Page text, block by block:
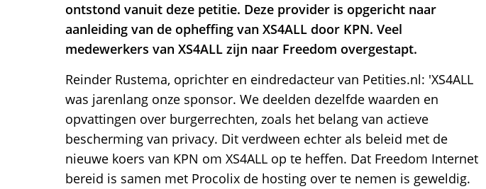
ontstond vanuit deze petitie. Deze provider is opgericht naar
aanleiding van de opheffing van XS4ALL door KPN. Veel
medewerkers van XS4ALL zijn naar Freedom overgestapt.
Reinder Rustema, oprichter en eindredacteur van Petities.nl: 'XS4ALL
was jarenlang onze sponsor. We deelden dezelfde waarden en
opvattingen over burgerrechten, zoals het belang van actieve
bescherming van privacy. Dit verdween echter als beleid met de
nieuwe koers van KPN om XS4ALL op te heffen. Dat Freedom Internet
bereid is samen met Procolix de hosting over te nemen is geweldig.